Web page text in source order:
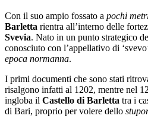
Con il suo ampio fossato a pochi
Barletta rientra all’interno delle
Svevia. Nato in un punto strategico
conosciuto con l’appellativo di
epoca normanna.
I primi documenti che sono stati
risalgono infatti al 1202, mentre nel
ingloba il Castello di Barletta tra i
di Bari, proprio per volere dello